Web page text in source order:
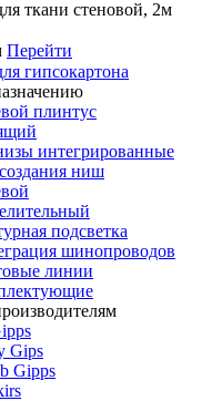
ткани стеновой, 2м
Перейти
гипсокартона
плинтус
интегрированные
ниш
подсветка
шинопроводов
линии
Gips
Gipps